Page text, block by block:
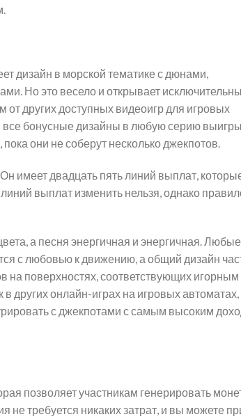
дизайн в морской тематике с дюнами,
Но это весело и открывает
других доступных видеоигр для игровых
все бонусные дизайны в любую серию
они не соберут несколько джекпотов.
имеет двадцать пять линий выплат,
выплат изменить нельзя, однако
а песня энергичная и энергичная. Любые
с любовью к движению, а общий дизайн
на поверхностях, соответствующих игорным
других онлайн-играх на игровых автоматах,
с джекпотами с самым высоким
позволяет участникам генерировать
требуется никаких затрат, и вы можете